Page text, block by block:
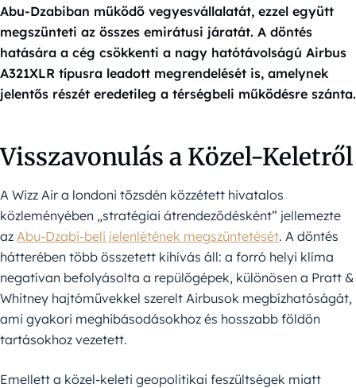
Abu-Dzabiban működő vegyesvállalatát, ezzel együtt
megszünteti az összes emirátusi járatát. A döntés
hatására a cég csökkenti a nagy hatótávolságú Airbus
A321XLR típusra leadott megrendelését is, amelynek
jelentős részét eredetileg a térségbeli működésre szánta.
Visszavonulás a Közel-Keletről
A Wizz Air a londoni tőzsdén közzétett hivatalos
közleményében „stratégiai átrendeződésként” jellemezte
az Abu-Dzabi-beli jelenlétének megszüntetését. A döntés
hátterében több összetett kihívás áll: a forró helyi klíma
negatívan befolyásolta a repülőgépek, különösen a Pratt &
Whitney hajtóművekkel szerelt Airbusok megbízhatóságát,
ami gyakori meghibásodásokhoz és hosszabb földön
tartásokhoz vezetett.
Emellett a közel-keleti geopolitikai feszültségek miatt